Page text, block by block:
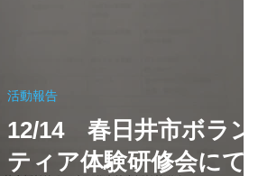
12/14 春日井市ボラン
ティア体験研修会にてブ
活動報告